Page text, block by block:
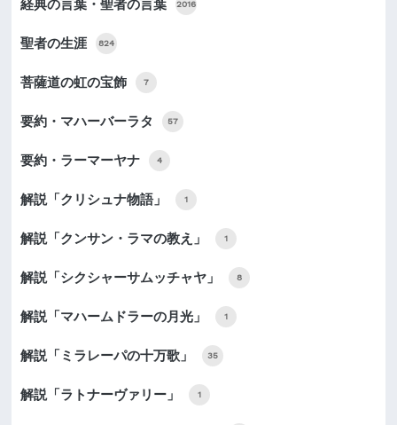
経典の言葉・聖者の言葉 2016
聖者の生涯 824
菩薩道の虹の宝飾 7
要約・マハーバーラタ 57
要約・ラーマーヤナ 4
解説「クリシュナ物語」 1
解説「クンサン・ラマの教え」 1
解説「シクシャーサムッチャヤ」 8
解説「マハームドラーの月光」 1
解説「ミラレーパの十万歌」 35
解説「ラトナーヴァリー」 1